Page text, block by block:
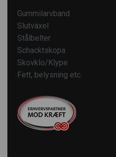
Gummilarvband
Slutväxel
Stålbelter
Schacktskopa
Skovklo/Klype
Fett, belysning etc.